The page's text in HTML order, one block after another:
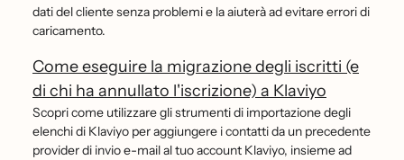
dati del cliente senza problemi e la aiuterà ad evitare errori di
caricamento.
Come eseguire la migrazione degli iscritti (e
di chi ha annullato l'iscrizione) a Klaviyo
Scopri come utilizzare gli strumenti di importazione degli
elenchi di Klaviyo per aggiungere i contatti da un precedente
provider di invio e-mail al tuo account Klaviyo, insieme ad